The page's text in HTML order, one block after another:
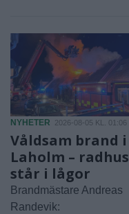
NYHETER 2026-08-05 KL. 01:06
Våldsam brand i
Laholm – radhus
står i lågor
Brandmästare Andreas
Randevik: